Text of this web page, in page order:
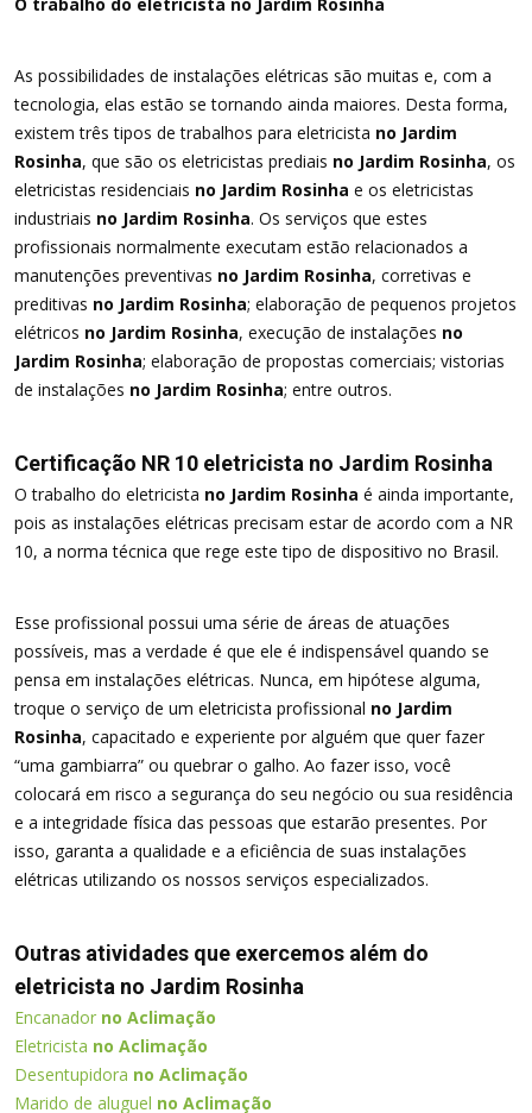
As possibilidades de instalações elétricas são muitas e, com a
tecnologia, elas estão se tornando ainda maiores. Desta forma,
existem três tipos de trabalhos para eletricista no Jardim
Rosinha, que são os eletricistas prediais no Jardim Rosinha, os
eletricistas residenciais no Jardim Rosinha e os eletricistas
industriais no Jardim Rosinha. Os serviços que estes
profissionais normalmente executam estão relacionados a
manutenções preventivas no Jardim Rosinha, corretivas e
preditivas no Jardim Rosinha; elaboração de pequenos projetos
elétricos no Jardim Rosinha, execução de instalações no
Jardim Rosinha; elaboração de propostas comerciais; vistorias
de instalações no Jardim Rosinha; entre outros.
Certificação NR 10 eletricista no Jardim Rosinha
O trabalho do eletricista no Jardim Rosinha é ainda importante,
pois as instalações elétricas precisam estar de acordo com a NR
10, a norma técnica que rege este tipo de dispositivo no Brasil.
Esse profissional possui uma série de áreas de atuações
possíveis, mas a verdade é que ele é indispensável quando se
pensa em instalações elétricas. Nunca, em hipótese alguma,
troque o serviço de um eletricista profissional no Jardim
Rosinha, capacitado e experiente por alguém que quer fazer
“uma gambiarra” ou quebrar o galho. Ao fazer isso, você
colocará em risco a segurança do seu negócio ou sua residência
e a integridade física das pessoas que estarão presentes. Por
isso, garanta a qualidade e a eficiência de suas instalações
elétricas utilizando os nossos serviços especializados.
Outras atividades que exercemos além do
eletricista no Jardim Rosinha
Encanador no Aclimação
Eletricista no Aclimação
Desentupidora no Aclimação
Marido de aluguel no Aclimação